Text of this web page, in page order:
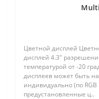
Цветной дисплей
дисплей 4.3"
температурой от -20
дисплеев может быть
индивидуально (по
предустановленные ц..